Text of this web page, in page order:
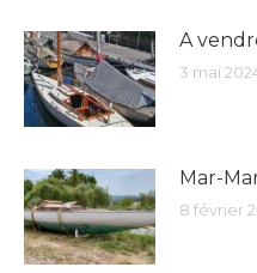
A
3 mai
Mar-
8 février